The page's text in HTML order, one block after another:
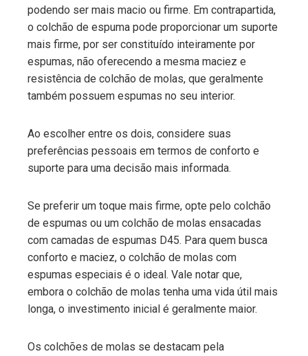
podendo ser mais macio ou firme. Em contrapartida,
o colchão de espuma pode proporcionar um suporte
mais firme, por ser constituído inteiramente por
espumas, não oferecendo a mesma maciez e
resistência de colchão de molas, que geralmente
também possuem espumas no seu interior.
Ao escolher entre os dois, considere suas
preferências pessoais em termos de conforto e
suporte para uma decisão mais informada.
Se preferir um toque mais firme, opte pelo colchão
de espumas ou um colchão de molas ensacadas
com camadas de espumas D45. Para quem busca
conforto e maciez, o colchão de molas com
espumas especiais é o ideal. Vale notar que,
embora o colchão de molas tenha uma vida útil mais
longa, o investimento inicial é geralmente maior.
Os colchões de molas se destacam pela